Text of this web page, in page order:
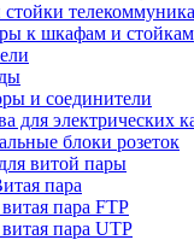
к шкафам и стойкам
и соединители
для электрических
блоки розеток
витой пары
пара
пара FTP
пара UTP